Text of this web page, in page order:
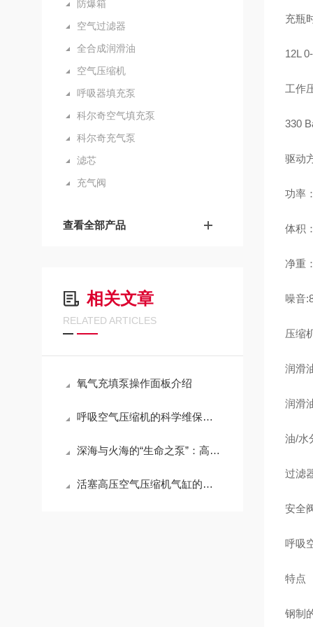
防爆箱
空气过滤器
全合成润滑油
空气压缩机
呼吸器填充泵
科尔奇空气填充泵
科尔奇充气泵
滤芯
充气阀
查看全部产品
相关文章
RELATED ARTICLES
氧气充填泵操作面板介绍
呼吸空气压缩机的科学维保指导
深海与火海的“生命之泵”：高压呼吸空气压缩机的极限压缩与净化哲学
活塞高压空气压缩机气缸的密封与连接
充瓶
12L
工作
330
驱动
功率
体积
净重
噪音
压缩
润滑
润滑
油/水
过滤
安全
呼吸
特点
钢制